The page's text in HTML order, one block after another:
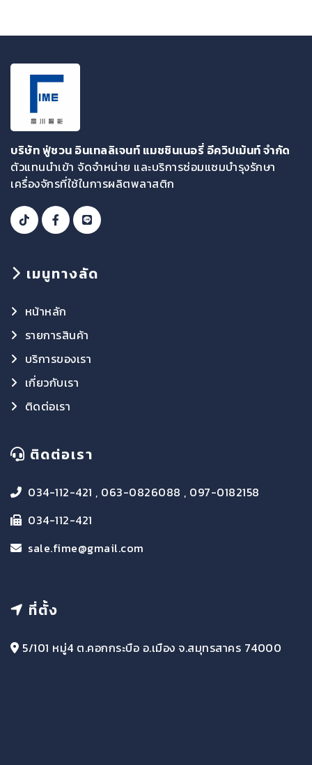
บริษัท ฟู่ชวน อินเทลลิเจนท์ แมชชินเนอรี่ อีควิปเม้นท์ จำกัด
ตัวแทนนำเข้า จัดจำหน่าย และบริการซ่อมแซมบำรุงรักษา
เครื่องจักรที่ใช้ในการผลิตพลาสติก
เมนูทางลัด
หน้าหลัก
รายการสินค้า
บริการของเรา
เกี่ยวกับเรา
ติดต่อเรา
ติดต่อเรา
034-112-421 , 063-0826088 , 097-0182158
034-112-421
sale.fime@gmail.com
ที่ตั้ง
5/101 หมู่4 ต.คอกกระบือ อ.เมือง จ.สมุทรสาคร 74000